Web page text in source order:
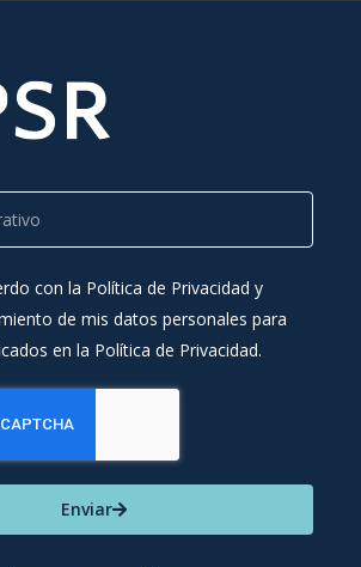
con la Política de Privacidad y
de mis datos personales para
en la Política de Privacidad.
Enviar